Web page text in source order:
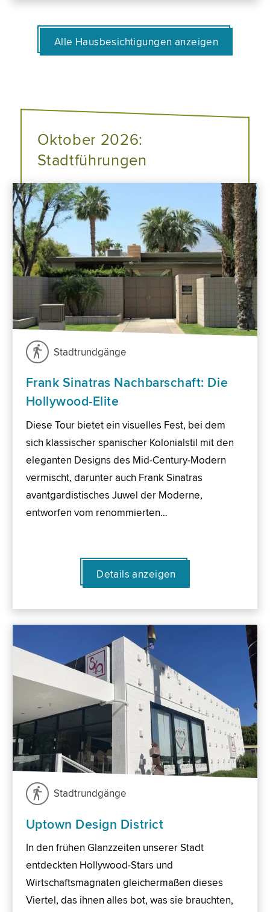
Alle Hausbesichtigungen anzeigen
Oktober 2026:
Stadtführungen
Stadtrundgänge
Frank Sinatras Nachbarschaft: Die
Hollywood-Elite
Diese Tour bietet ein visuelles Fest, bei dem
sich klassischer spanischer Kolonialstil mit den
eleganten Designs des Mid-Century-Modern
vermischt, darunter auch Frank Sinatras
avantgardistisches Juwel der Moderne,
entworfen vom renommierten…
Details anzeigen
Stadtrundgänge
Uptown Design District
In den frühen Glanzzeiten unserer Stadt
entdeckten Hollywood-Stars und
Wirtschaftsmagnaten gleichermaßen dieses
Viertel, das ihnen alles bot, was sie brauchten,